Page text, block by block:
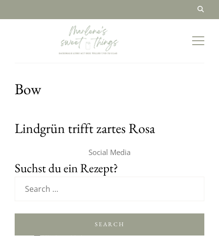
Bow
Lindgrün trifft zartes Rosa
Social Media
Suchst du ein Rezept?
SEARCH